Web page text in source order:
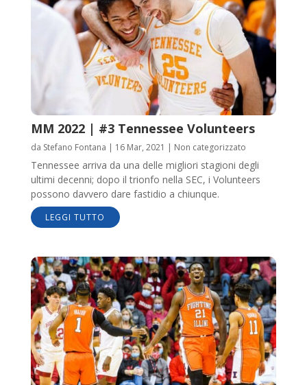
MM 2022 | #3 Tennessee Volunteers
da Stefano Fontana | 16 Mar, 2021 | Non categorizzato
Tennessee arriva da una delle migliori stagioni degli
ultimi decenni; dopo il trionfo nella SEC, i Volunteers
possono davvero dare fastidio a chiunque.
LEGGI TUTTO